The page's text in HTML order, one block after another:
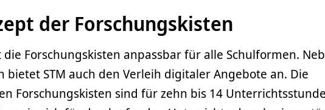
der Forschungskisten
die Forschungskisten anpassbar für alle Schulformen.
bietet STM auch den Verleih digitaler Angebote an. Die
Forschungskisten sind für zehn bis 14